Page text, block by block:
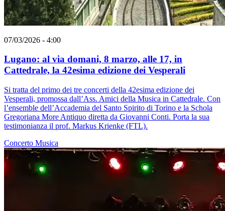
07/03/2026 - 4:00
Lugano: al via domani, 8 marzo, alle 17, in
Cattedrale, la 42esima edizione dei Vesperali
Si tratta del primo dei tre concerti della 42esima edizione dei
Vesperali, promossa dall’Ass. Amici della Musica in Cattedrale. Con
l’ensemble dell’Accademia del Santo Spirito di Torino e la Schola
Gregoriana More Antiquo diretta da Giovanni Conti. Porta la sua
testimonianza il prof. Markus Krienke (FTL).
Concerto Musica